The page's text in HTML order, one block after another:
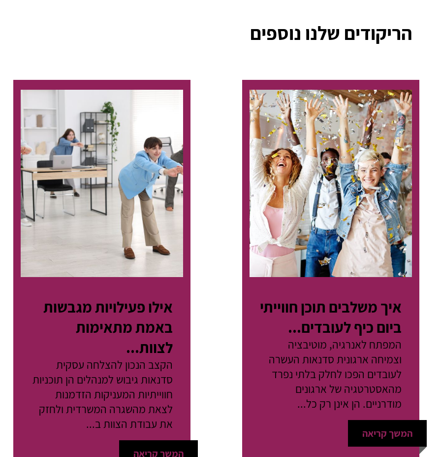
הריקודים שלנו נוספים
איך משלבים תוכן חווייתי
ביום כיף לעובדים...
המפתח לאנרגיה, מוטיבציה
וצמיחה ארגונית סדנאות העשרה
לעובדים הפכו לחלק בלתי נפרד
מהאסטרטגיה של ארגונים
מודרניים. הן אינן רק כל...
המשך קריאה
אילו פעילויות מגבשות
באמת מתאימות
לצוות...
הקצב הנכון להצלחה עסקית
סדנאות גיבוש למנהלים הן תוכניות
חווייתיות המעניקות הזדמנות
לצאת מהשגרה המשרדית ולחזק
את עבודת הצוות ב...
המשך קריאה